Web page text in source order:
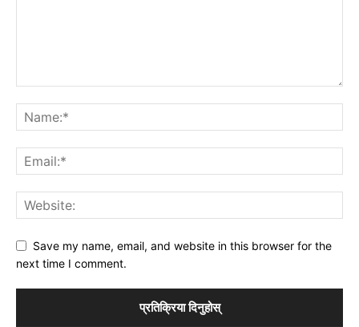
Save my name, email, and website in this browser for the
next time I comment.